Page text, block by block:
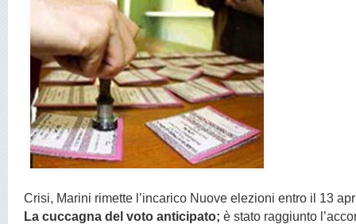
Crisi, Marini rimette l’incarico Nuove elezioni entro il 13
La cuccagna del voto anticipato; è stato raggiunto